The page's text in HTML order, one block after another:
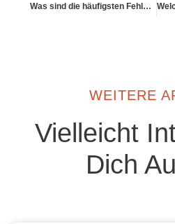
Was sind die häufigsten Fehler bei der Entnahmephase?
WEITERE
Vielleicht
Dich